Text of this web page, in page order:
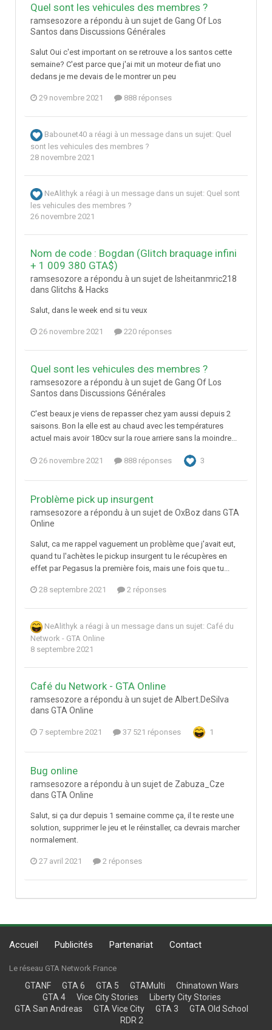
Quel sont les vehicules des membres ?
ramsesozore a répondu à un sujet de Gang Of Los
Santos dans Discussions Générales
Salut Oui c'est important on se retrouve a los santos cette
semaine? C'est parce que j'ai mit un moteur de fiat uno
dedans je me devais de le montrer un peu
29 novembre 2021 888 réponses
Babounet40 a réagi à un message dans un sujet: Quel
sont les vehicules des membres ?
28 novembre 2021
NeAlithyk a réagi à un message dans un sujet: Quel sont
les vehicules des membres ?
26 novembre 2021
Nom de code : Bogdan (Glitch braquage infini
+ 1 009 380 GTA$)
ramsesozore a répondu à un sujet de lsheitanmric218
dans Glitchs & Hacks
Salut, dans le week end si tu veux
26 novembre 2021 220 réponses
Quel sont les vehicules des membres ?
ramsesozore a répondu à un sujet de Gang Of Los
Santos dans Discussions Générales
C'est beaux je viens de repasser chez yam aussi depuis 2
saisons. Bon la elle est au chaud avec les températures
actuel mais avoir 180cv sur la roue arriere sans la moindre...
26 novembre 2021 888 réponses 3
Problème pick up insurgent
ramsesozore a répondu à un sujet de OxBoz dans GTA
Online
Salut, ca me rappel vaguement un problème que j'avait eut,
quand tu l'achètes le pickup insurgent tu le récupères en
effet par Pegasus la première fois, mais une fois que tu...
28 septembre 2021 2 réponses
NeAlithyk a réagi à un message dans un sujet: Café du
Network - GTA Online
8 septembre 2021
Café du Network - GTA Online
ramsesozore a répondu à un sujet de Albert.DeSilva
dans GTA Online
7 septembre 2021 37 521 réponses 1
Bug online
ramsesozore a répondu à un sujet de Zabuza_Cze
dans GTA Online
Salut, si ça dur depuis 1 semaine comme ça, il te reste une
solution, supprimer le jeu et le réinstaller, ca devrais marcher
normalement.
27 avril 2021 2 réponses
Accueil Publicités Partenariat Contact
Le réseau GTA Network France
GTANF GTA 6 GTA 5 GTAMulti
Chinatown Wars
GTA 4
Vice City Stories
Liberty City Stories
GTA San Andreas
GTA Vice City GTA 3
GTA Old School
RDR 2